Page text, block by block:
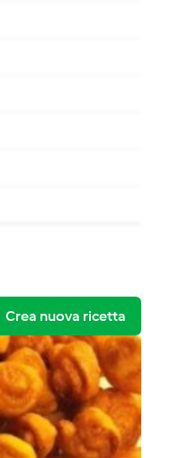
Crea nuova ricetta